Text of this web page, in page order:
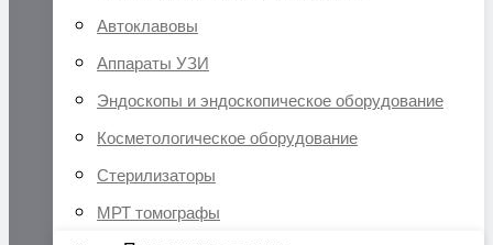
Автоклавовы
Аппараты УЗИ
Эндоскопы и эндоскопическое оборудование
Косметологическое оборудование
Стерилизаторы
МРТ томографы